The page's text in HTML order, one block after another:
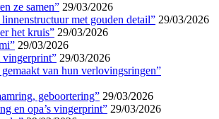
ze samen” 29/03/2026
met gouden detail” 29/03/2026
het kruis” 29/03/2026
29/03/2026
vingerprint” 29/03/2026
van hun verlovingsringen”
geboortering” 29/03/2026
en opa’s vingerprint” 29/03/2026